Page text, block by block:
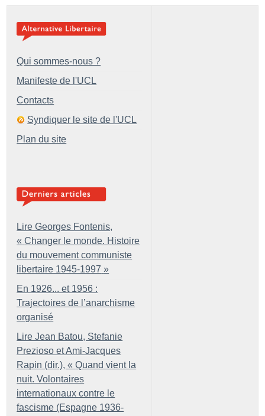
Qui sommes-nous ?
Manifeste de l'UCL
Contacts
Syndiquer le site de l'UCL
Plan du site
Lire Georges Fontenis,
« Changer le monde. Histoire
du mouvement communiste
libertaire 1945-1997 »
En 1926... et 1956 :
Trajectoires de l’anarchisme
organisé
Lire Jean Batou, Stefanie
Prezioso et Ami-Jacques
Rapin (dir.), « Quand vient la
nuit. Volontaires
internationaux contre le
fascisme (Espagne 1936-